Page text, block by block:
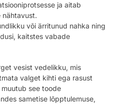
ja aitab
nähtavust.
või ärritunud nahka ning
kaitstes vabade
vesist vedelikku, mis
valget kihti ega rasust
see toode
sametise lõpptulemuse,